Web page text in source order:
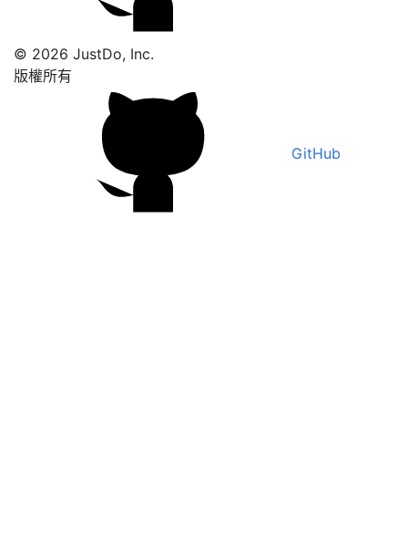
© 2026 JustDo, Inc.
版權所有
GitHub